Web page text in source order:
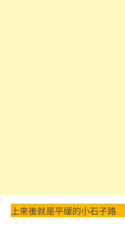
上來後就是平緩的小石子路